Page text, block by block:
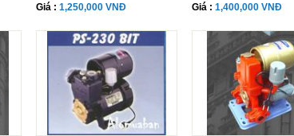
Giá : 1,250,000 VNĐ
Giá : 1,400,000 VNĐ